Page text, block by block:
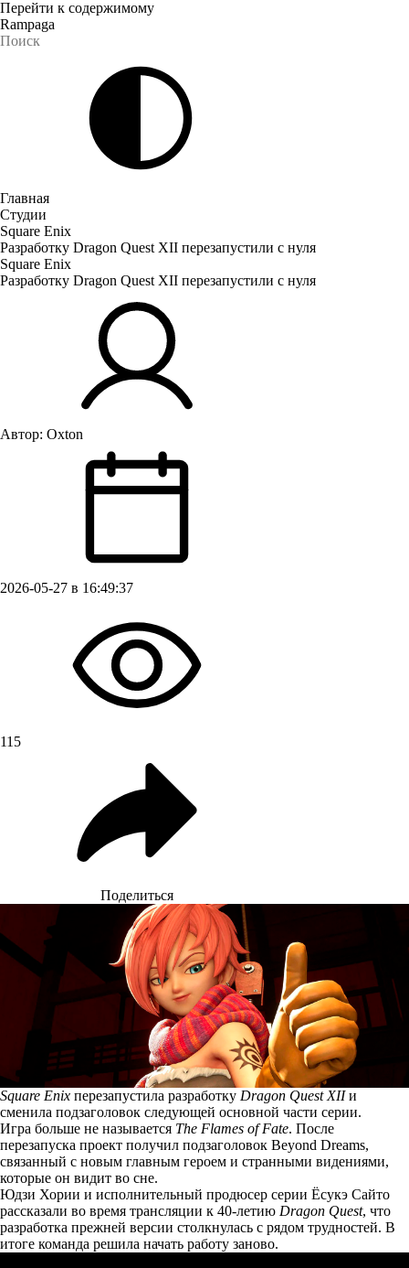
Перейти к содержимому
Rampaga
Главная
Студии
Square Enix
Разработку Dragon Quest XII перезапустили с нуля
Square Enix
Разработку Dragon Quest XII перезапустили с нуля
Автор: Oxton
2026-05-27 в 16:49:37
115
Поделиться
Square Enix перезапустила разработку Dragon Quest XIIи
сменила подзаголовок следующей основной части серии.
Игра больше не называется The Flames of Fate. После
перезапуска проект получил подзаголовок Beyond Dreams,
связанный с новым главным героем и странными видениями,
которые он видит во сне.
Юдзи Хории и исполнительный продюсер серии Ёсукэ Сайто
рассказали во время трансляции к 40-летию Dragon Quest, что
разработка прежней версии столкнулась с рядом трудностей. В
итоге команда решила начать работу заново.